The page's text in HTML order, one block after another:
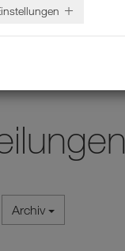
Archiv